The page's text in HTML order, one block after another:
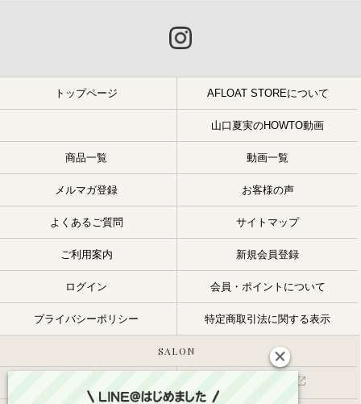
トップページ AFLOAT STOREについて
山口夏実のHOWTO動画
商品一覧 動画一覧
メルマガ登録 お客様の声
よくあるご質問 サイトマップ
ご利用案内 新規会員登録
ログイン 会員・ポイントについて
プライバシーポリシー 特定商取引法に関する表示
SALON